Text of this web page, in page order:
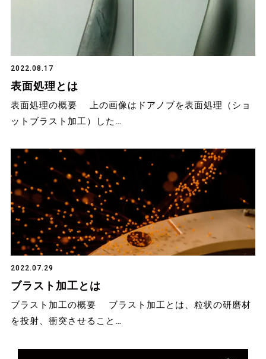
2022.08.17
表面処理とは
表面処理の概要 上の画像はドアノブを表面処理（ショ
ットブラスト加工）した…
2022.07.29
ブラスト加工とは
ブラスト加工の概要 ブラスト加工とは、粒状の研磨材
を投射、衝突させること…